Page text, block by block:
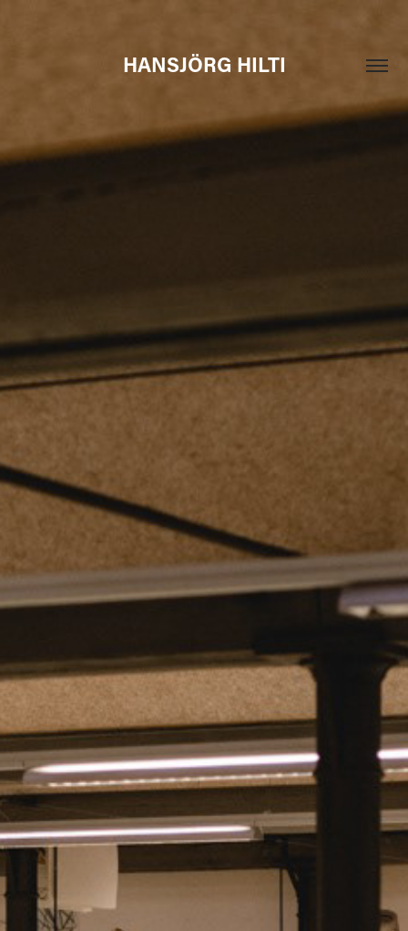
HANSJÖRG HILTI